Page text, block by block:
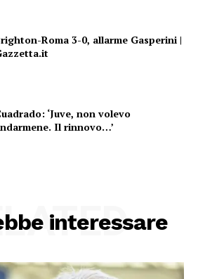
Roma 3-0, allarme Gasperini |
‘Juve, non volevo
Il rinnovo…’
interessare